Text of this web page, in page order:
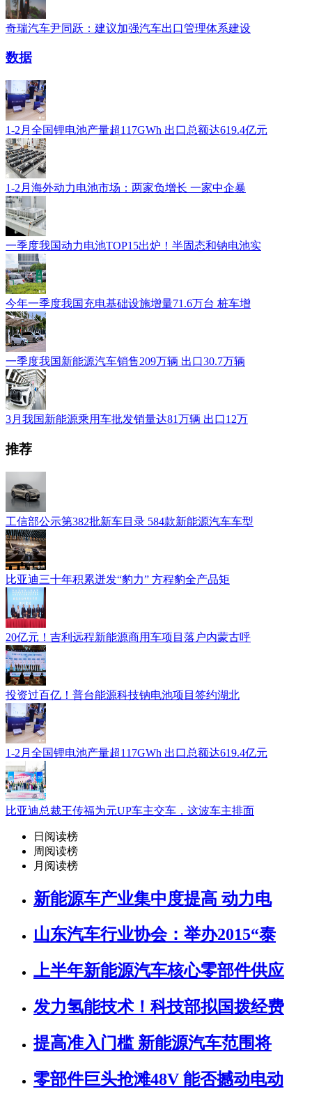
奇瑞汽车尹同跃：建议加强汽车出口管理体系建设
数据
1-2月全国锂电池产量超117GWh 出口总额达619.4亿元
1-2月海外动力电池市场：两家负增长 一家中企暴
一季度我国动力电池TOP15出炉！半固态和钠电池实
今年一季度我国充电基础设施增量71.6万台 桩车增
一季度我国新能源汽车销售209万辆 出口30.7万辆
3月我国新能源乘用车批发销量达81万辆 出口12万
推荐
工信部公示第382批新车目录 584款新能源汽车车型
比亚迪三十年积累迸发“豹力” 方程豹全产品矩
20亿元！吉利远程新能源商用车项目落户内蒙古呼
投资过百亿！普台能源科技钠电池项目签约湖北
1-2月全国锂电池产量超117GWh 出口总额达619.4亿元
比亚迪总裁王传福为元UP车主交车，这波车主排面
日阅读榜
周阅读榜
月阅读榜
新能源车产业集中度提高 动力电
山东汽车行业协会：举办2015“泰
上半年新能源汽车核心零部件供应
发力氢能技术！科技部拟国拨经费
提高准入门槛 新能源汽车范围将
零部件巨头抢滩48V 能否撼动电动